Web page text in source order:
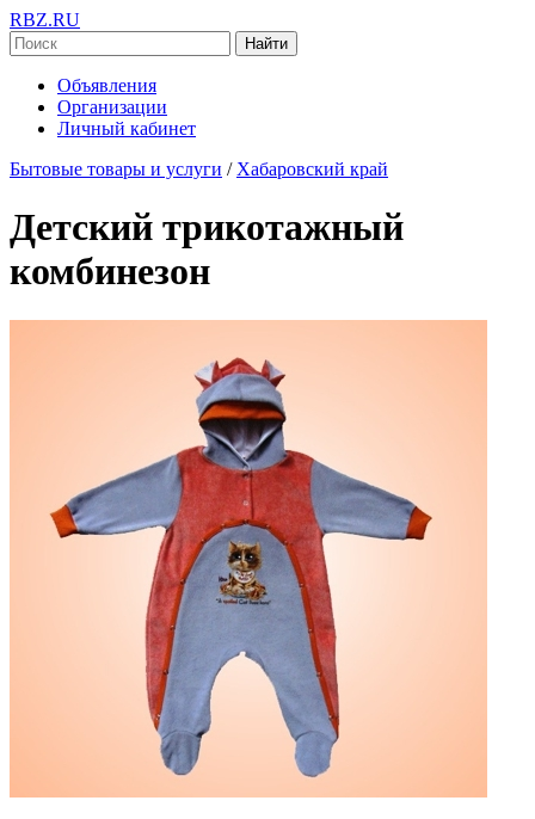
RBZ.RU
Найти
Объявления
Организации
Личный кабинет
Бытовые товары и услуги / Хабаровский край
Детский трикотажный
комбинезон